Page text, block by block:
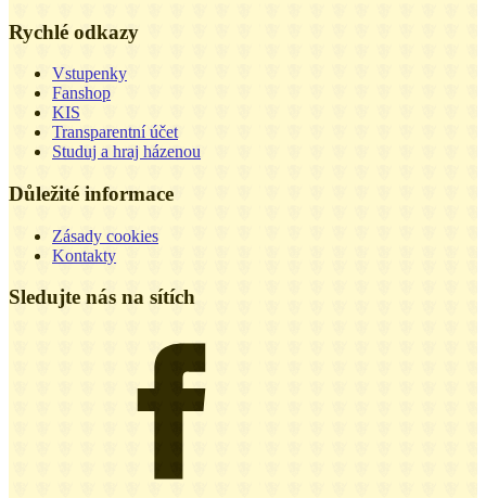
Rychlé odkazy
Vstupenky
Fanshop
KIS
Transparentní účet
Studuj a hraj házenou
Důležité informace
Zásady cookies
Kontakty
Sledujte nás na sítích